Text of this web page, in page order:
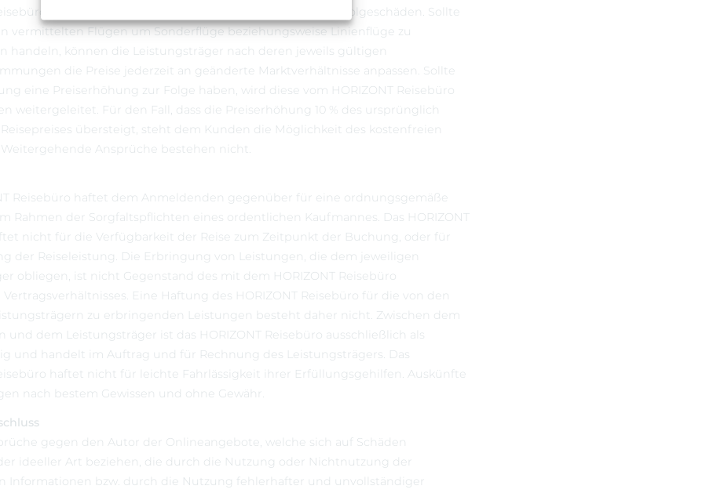
für in diesen Fällen entstandene Mehrkosten oder Folgeschäden. Sollte
vermittelten Flügen um Sonderflüge beziehungsweise Linienflüge zu
handeln, können die Leistungsträger nach deren jeweils gültigen
die Preise jederzeit an geänderte Marktverhältnisse anpassen. Sollte
eine Preiserhöhung zur Folge haben, wird diese vom HORIZONT Reisebüro
weitergeleitet. Für den Fall, dass die Preiserhöhung 10 % des ursprünglich
übersteigt, steht dem Kunden die Möglichkeit des kostenfreien
Ansprüche bestehen nicht.
Reisebüro haftet dem Anmeldenden gegenüber für eine ordnungsgemäße
Rahmen der Sorgfaltspflichten eines ordentlichen Kaufmannes. Das HORIZONT
nicht für die Verfügbarkeit der Reise zum Zeitpunkt der Buchung, oder für
der Reiseleistung. Die Erbringung von Leistungen, die dem jeweiligen
obliegen, ist nicht Gegenstand des mit dem HORIZONT Reisebüro
Eine Haftung des HORIZONT Reisebüro für die von den
zu erbringenden Leistungen besteht daher nicht. Zwischen dem
und dem Leistungsträger ist das HORIZONT Reisebüro ausschließlich als
und handelt im Auftrag und für Rechnung des Leistungsträgers. Das
haftet nicht für leichte Fahrlässigkeit ihrer Erfüllungsgehilfen. Auskünfte
nach bestem Gewissen und ohne Gewähr.
gegen den Autor der Onlineangebote, welche sich auf Schäden
ideeller Art beziehen, die durch die Nutzung oder Nichtnutzung der
Informationen bzw. durch die Nutzung fehlerhafter und unvollständiger